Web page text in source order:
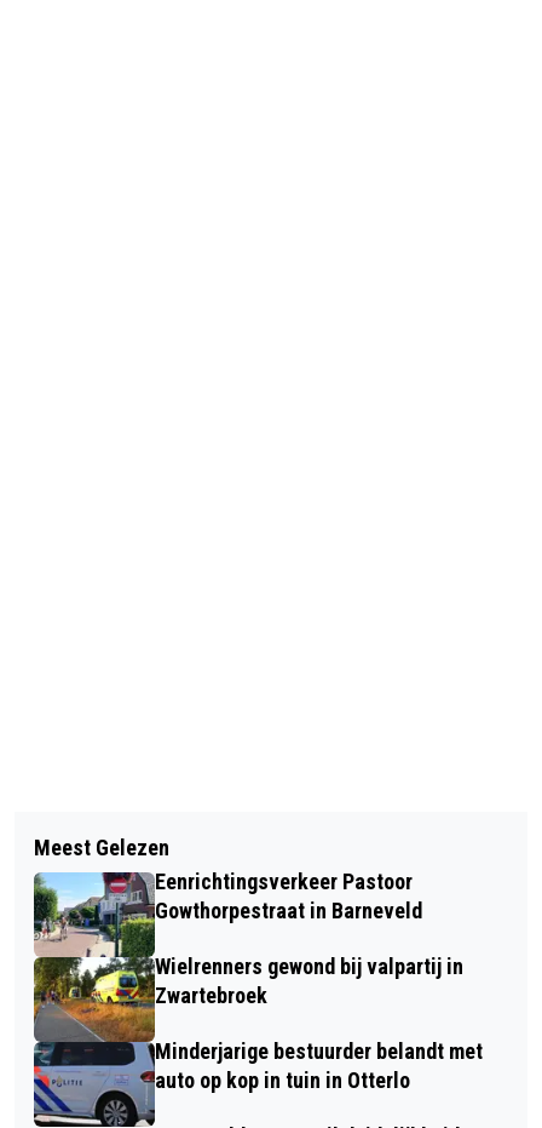
VOORTGANGSRAPPORTAGE
DUURZAAMHEID: WITGOEDACTIE
GROOT SUCCES
WAT MAAKT JOUW INZET ZO LEUK?
Meest Gelezen
Eenrichtingsverkeer Pastoor
Gowthorpestraat in Barneveld
Wielrenners gewond bij valpartij in
Zwartebroek
Minderjarige bestuurder belandt met
auto op kop in tuin in Otterlo